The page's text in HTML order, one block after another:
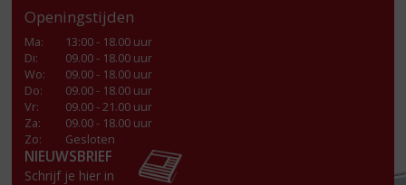
Openingstijden
Ma:
13:00 - 18.00 uur
Di:
09.00 - 18.00 uur
Wo:
09.00 - 18.00 uur
Do:
09.00 - 18.00 uur
Vr:
09.00 - 21.00 uur
Za:
09.00 - 18.00 uur
Zo:
Gesloten
NIEUWSBRIEF
Schrijf je hier in